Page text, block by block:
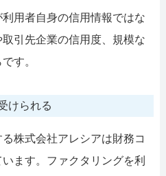
用者自身の信用情報ではな
引先企業の信用度、規模な
す。
けられる
株式会社アレシアは財務コ
ます。ファクタリングを利